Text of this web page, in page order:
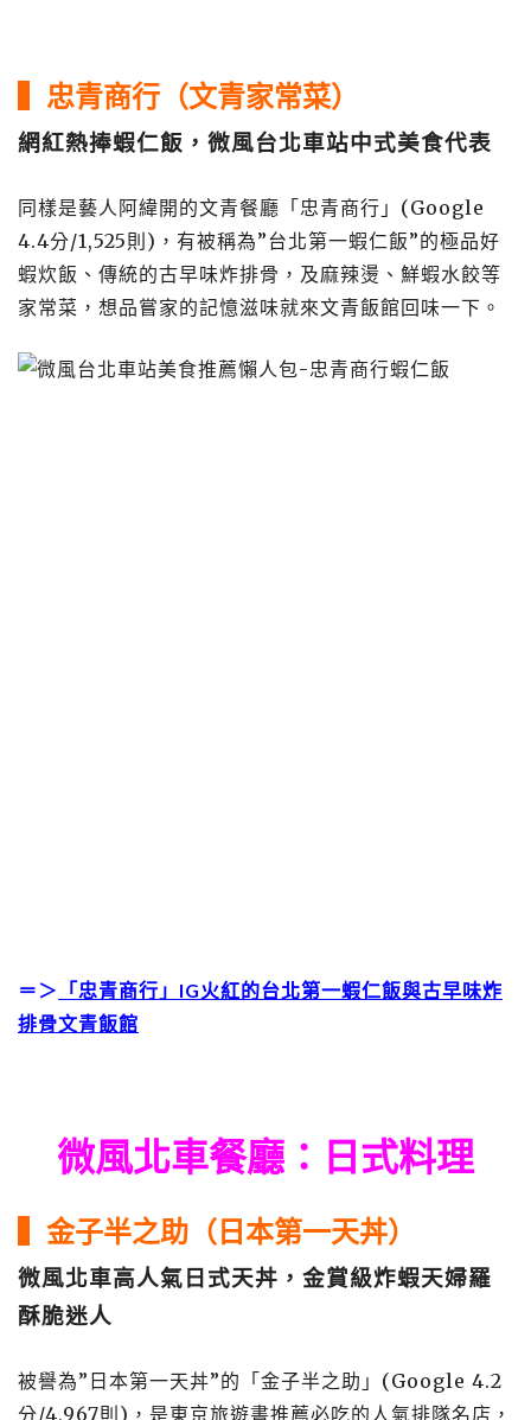
▍忠青商行（文青家常菜）
網紅熱捧蝦仁飯，微風台北車站中式美食代表
同樣是藝人阿緯開的文青餐廳「忠青商行」(Google
4.4分/1,525則)，有被稱為”台北第一蝦仁飯”的極品好
蝦炊飯、傳統的古早味炸排骨，及麻辣燙、鮮蝦水餃等
家常菜，想品嘗家的記憶滋味就來文青飯館回味一下。
＝＞
「忠青商行」IG火紅的台北第一蝦仁飯與古早味炸
排骨文青飯館
微風北車餐廳：日式料理
▍金子半之助（日本第一天丼）
微風北車高人氣日式天丼，金賞級炸蝦天婦羅
酥脆迷人
被譽為”日本第一天丼”的「金子半之助」(Google 4.2
分/4,967則)，是東京旅遊書推薦必吃的人氣排隊名店，